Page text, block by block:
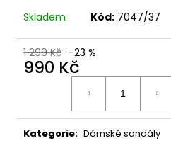
Skladem Kód: 7047/37
1 299 Kč –23 %
990 Kč
Kategorie: Dámské sandály